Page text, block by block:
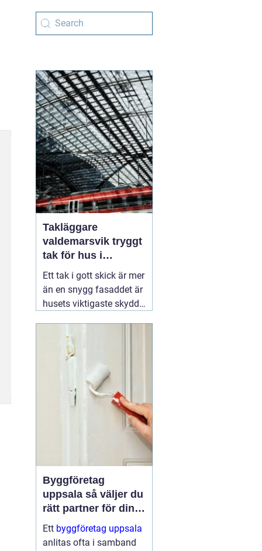
Takläggare
valdemarsvik tryggt
tak för hus i
kustklimat
Ett tak i gott skick är mer
än en snygg fasaddet är
husets viktigaste skydd
vädret skiftar snabbt och
havsluften sliter extra på
material, spelar takets
kvalitet en ännu större
roll. En erfaren
02
Byggföretag
uppsala så väljer du
rätt partner för din
renovering
Ett byggföretag uppsala
anlitas ofta i samband